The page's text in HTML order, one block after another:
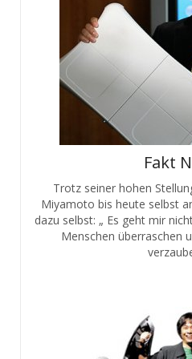
Fakt
Trotz seiner hohen
Miyamoto bis heute selbst
dazu selbst: „ Es geht mir
Menschen überraschen